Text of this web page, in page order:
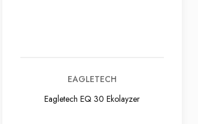
EAGLETECH
Eagletech EQ 30 Ekolayzer